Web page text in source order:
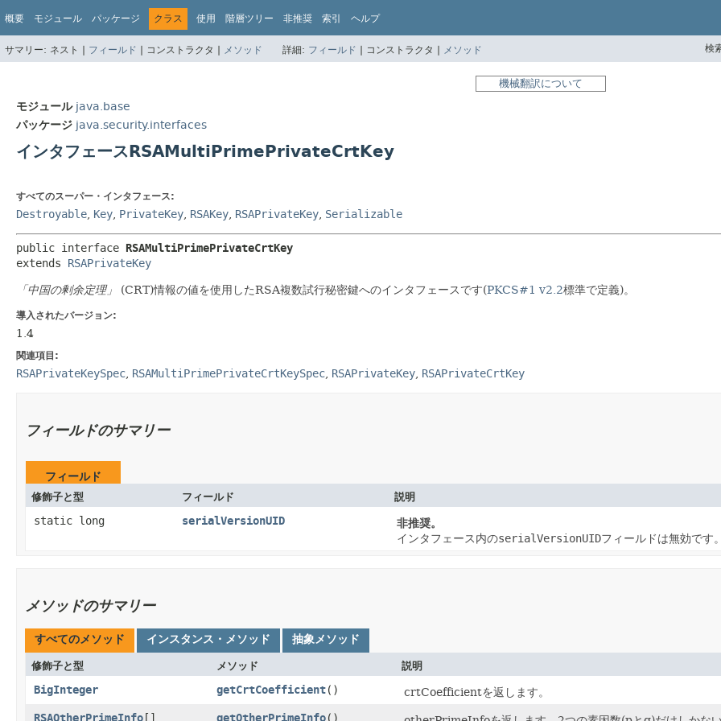
概要 モジュール パッケージ クラス 使用 階層ツリー 非推奨 索引 ヘルプ
サマリー: ネスト | フィールド | コンストラクタ | メソッド 詳細: フィールド | コンストラクタ | メソッド 検
機械翻訳について
モジュール java.base
パッケージ java.security.interfaces
インタフェースRSAMultiPrimePrivateCrtKey
すべてのスーパー・インタフェース:
Destroyable Key PrivateKey RSAKey RSAPrivateKey Serializable
public interface RSAMultiPrimePrivateCrtKey
extends RSAPrivateKey
「中国の剰余定理」 (CRT)情報の値を使用したRSA複数試行秘密鍵へのインタフェースです(PKCS#1 v2.2標準で定義)。
導入されたバージョン:
1.4
関連項目:
RSAPrivateKeySpec RSAMultiPrimePrivateCrtKeySpec RSAPrivateKey RSAPrivateCrtKey
フィールドのサマリー
フィールド
修飾子と型 フィールド 説明
static long serialVersionUID
非推奨。
インタフェース内のserialVersionUIDフィールドは無効です。
メソッドのサマリー
すべてのメソッド インスタンス・メソッド 抽象メソッド
修飾子と型 メソッド 説明
BigInteger getCrtCoefficient() crtCoefficientを返します。
RSAOtherPrimeInfo [] getOtherPrimeInfo()